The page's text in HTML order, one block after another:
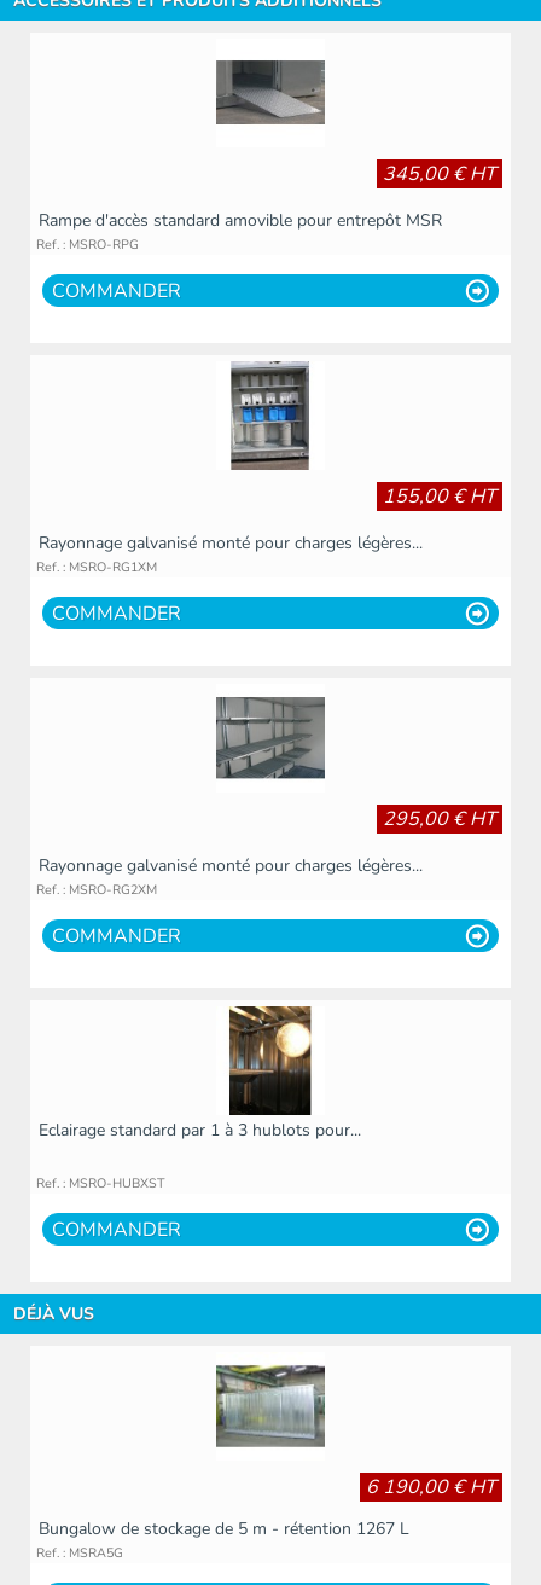
345,00 € HT
Rampe d'accès standard amovible pour entrepôt MSR
Ref. : MSRO-RPG
COMMANDER
155,00 € HT
Rayonnage galvanisé monté pour charges légères...
Ref. : MSRO-RG1XM
COMMANDER
295,00 € HT
Rayonnage galvanisé monté pour charges légères...
Ref. : MSRO-RG2XM
COMMANDER
Eclairage standard par 1 à 3 hublots pour...
Ref. : MSRO-HUBXST
COMMANDER
DÉJÀ VUS
6 190,00 € HT
Bungalow de stockage de 5 m - rétention 1267 L
Ref. : MSRA5G